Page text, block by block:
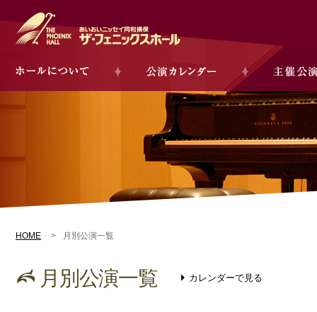
HOME 月別公演一覧
月別公演一覧 カレンダーで見る